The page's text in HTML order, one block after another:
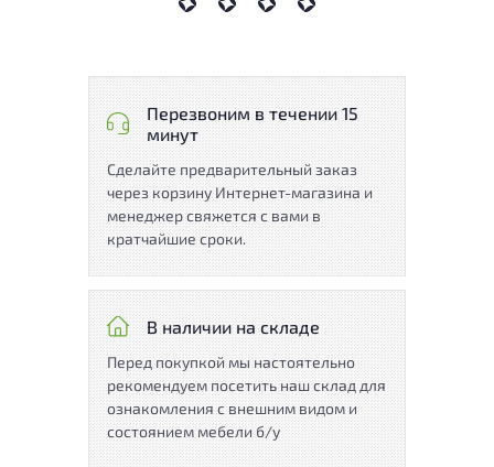
Перезвоним в течении 15
минут
Сделайте предварительный заказ
через корзину Интернет-магазина и
менеджер свяжется с вами в
кратчайшие сроки.
В наличии на складе
Перед покупкой мы настоятельно
рекомендуем посетить наш склад для
ознакомления с внешним видом и
состоянием мебели б/у